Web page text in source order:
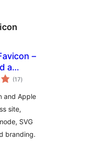
–
a
(17celkové
hodnotenie
)
and Apple
site,
SVG
branding.